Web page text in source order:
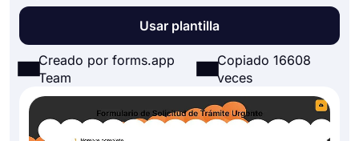
Usar plantilla
Creado por forms.app
Team
Copiado 16608
veces